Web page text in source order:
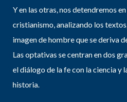
Y en las otras, nos detendremos
cristianismo, analizando los
imagen de hombre que se deriva
Las optativas se centran en dos
el diálogo de la fe con la ciencia y
historia.